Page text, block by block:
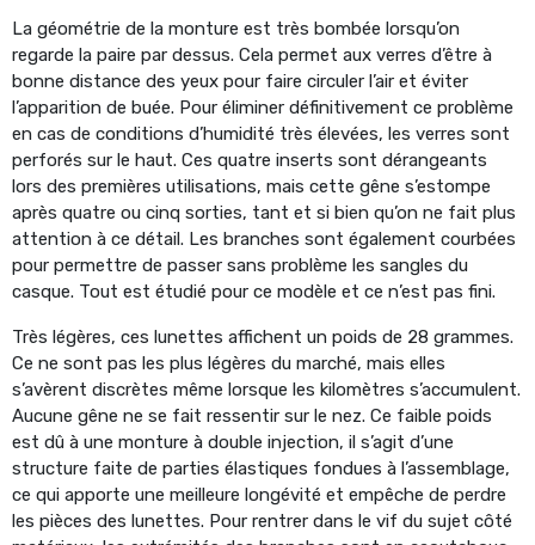
La géométrie de la monture est très bombée lorsqu’on
regarde la paire par dessus. Cela permet aux verres d’être à
bonne distance des yeux pour faire circuler l’air et éviter
l’apparition de buée. Pour éliminer définitivement ce problème
en cas de conditions d’humidité très élevées, les verres sont
perforés sur le haut. Ces quatre inserts sont dérangeants
lors des premières utilisations, mais cette gêne s’estompe
après quatre ou cinq sorties, tant et si bien qu’on ne fait plus
attention à ce détail. Les branches sont également courbées
pour permettre de passer sans problème les sangles du
casque. Tout est étudié pour ce modèle et ce n’est pas fini.
Très légères, ces lunettes affichent un poids de 28 grammes.
Ce ne sont pas les plus légères du marché, mais elles
s’avèrent discrètes même lorsque les kilomètres s’accumulent.
Aucune gêne ne se fait ressentir sur le nez. Ce faible poids
est dû à une monture à double injection, il s’agit d’une
structure faite de parties élastiques fondues à l’assemblage,
ce qui apporte une meilleure longévité et empêche de perdre
les pièces des lunettes. Pour rentrer dans le vif du sujet côté